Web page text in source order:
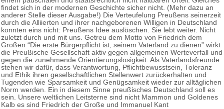
findet sich in der modernen Geschichte sicher nicht. (Mehr dazu an
anderer Stelle dieser Ausgabe!) Die Verteufelung Preußens seinerzeit
durch die Alliierten und ihrer nachgeborenen Willigen in Deutschland
konnten eins nicht: Preußens Idee auslöschen. Sie lebt weiter. Nicht
zuletzt durch und mit uns. Getreu dem Motto von Friedrich dem
Großen “Die erste Bürgerpflicht ist, seinem Vaterland zu dienen” wirkt
die Preußische Gesellschaft aktiv gegen allgemeinen Werteverfall und
gegen die zunehmende Orientierungslosigkeit. Als Vaterlandsfreunde
stehen wir dafür, dass Verantwortung, Pflichtbewusstsein, Toleranz
und Ethik ihren gesellschaftlichen Stellenwert zurückerhalten und
Tugenden wie Sparsamkeit und Genügsamkeit wieder zur alltäglichen
Norm werden. Ein in diesem Sinne preußisches Deutschland soll es
sein. Unsere weltlichen Leitsterne sind nicht Mammon und Goldenes
Kalb es sind Friedrich der Große und Immanuel Kant